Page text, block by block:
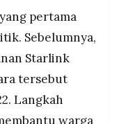
pertama
Sebelumnya,
Starlink
tersebut
Langkah
warga